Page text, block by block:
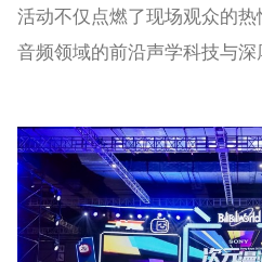
活动不仅点燃了现场观众的
音频领域的前沿声学科技与深